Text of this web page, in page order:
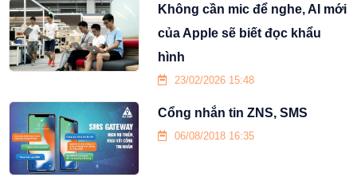
Không cần mic để nghe, AI mới
của Apple sẽ biết đọc khẩu
hình
23/02/2026 15:48
Cổng nhắn tin ZNS, SMS
06/08/2018 16:35